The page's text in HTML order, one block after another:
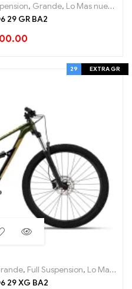
, Grande, Lo Mas nuevo
29 GR BA2
29 EXTRA GR
, Full Suspension, Lo Mas nuevo
29 XG BA2